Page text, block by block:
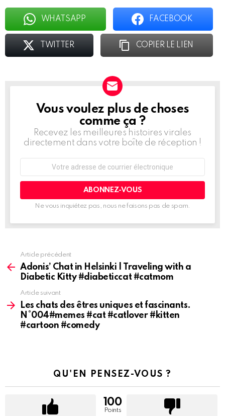
WHATSAPP FACEBOOK
TWITTER COPIER LE LIEN
BULLETIN
D'INFORMATION
Vous voulez plus de choses
comme ça ?
Recevez les meilleures histoires virales
directement dans votre boîte de réception !
courrier
Ne vous inquiétez pas, nous ne faisons pas de spam.
Voir
plus
d'informations
Article précédent
Adonis’ Chat in Helsinki | Traveling with a
Diabetic Kitty #diabeticcat #catmom
Article suivant
Les chats des êtres uniques et fascinants.
N°004#memes #cat #catlover #kitten
#cartoon #comedy
QU'EN PENSEZ-VOUS ?
100
Points